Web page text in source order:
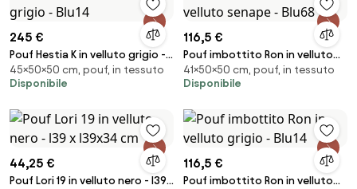
245 €
Pouf Hestia K in velluto grigio -
Blu14
45×50×50 cm, pouf, in tessuto
Disponibile
116,5 €
Pouf imbottito Ron in velluto
senape - Blu68
41×50×50 cm, pouf, in tessuto
Disponibile
44,25 €
Pouf Lori 19 in velluto nero - l39
116,5 €
Pouf imbottito Ron in velluto